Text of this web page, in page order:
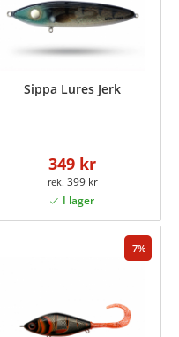
Sippa Lures Jerk
349 kr
399 kr
7